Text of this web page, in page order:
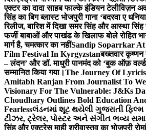
एक्टर का दादा साहब फाल्के इंडियन टेलीविज़न
सिंह का बिग ब्लास्ट भोजपुरी गाना ‘बदरवा ए
रिलीज, बारिश में दिखा समर सिंह और आस्था
फर्जी बाबाओं और पाखंड के खिलाफ बोले रोहित
मार्ग है, चमत्कार का नहींSandip Soparrkar
Film Festival In Kyrgyzstanबख्तवार कृष्णन
– लंदन’ और डॉ. माधुरी पानमंद को ‘बुक ऑफ़ वर्ल्ड
सम्मानित किया गया।The Journey Of
Amitabh Ranjan From Journalist To
Visionary For The Vulnerable: J&Ks
Choudhary Outlines Bold Education
Fearlessલંડનમાં શૂટ થયેલી ગુજરાતી
ટીઝર, ટ્રેલર, પોસ્ટર અને સંગીત ભવ્ય
सिंह और एक्ट्रेस माही श्रीवास्तव का भोजपुरी